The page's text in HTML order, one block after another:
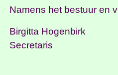
Namens het bestuur en
Birgitta Hogenbirk
Secretaris